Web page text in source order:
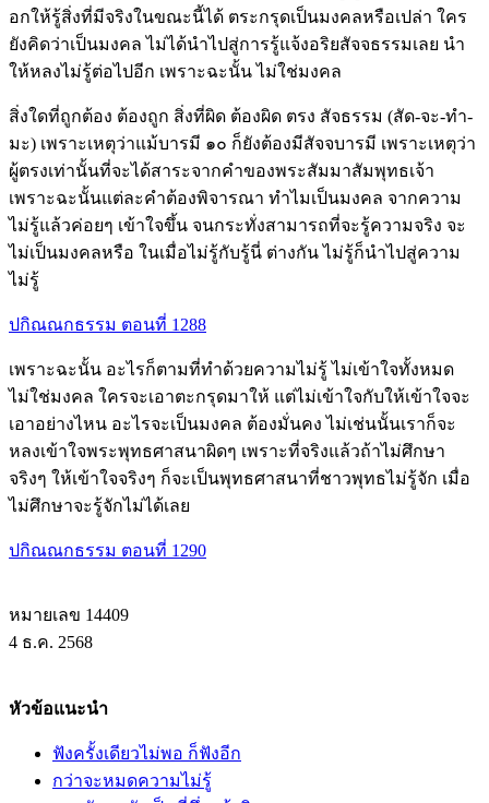
อกให้รู้สิ่งที่มีจริงในขณะนี้ได้ ตระกรุดเป็นมงคลหรือเปล่า ใคร
ยังคิดว่าเป็นมงคล ไม่ได้นำไปสู่การรู้แจ้งอริยสัจจธรรมเลย นำ
ให้หลงไม่รู้ต่อไปอีก เพราะฉะนั้น ไม่ใช่มงคล
สิ่งใดที่ถูกต้อง ต้องถูก สิ่งที่ผิด ต้องผิด ตรง สัจธรรม (สัด-จะ-ทำ-
มะ) เพราะเหตุว่าแม้บารมี ๑๐ ก็ยังต้องมีสัจจบารมี เพราะเหตุว่า
ผู้ตรงเท่านั้นที่จะได้สาระจากคำของพระสัมมาสัมพุทธเจ้า
เพราะฉะนั้นแต่ละคำต้องพิจารณา ทำไมเป็นมงคล จากความ
ไม่รู้แล้วค่อยๆ เข้าใจขึ้น จนกระทั่งสามารถที่จะรู้ความจริง จะ
ไม่เป็นมงคลหรือ ในเมื่อไม่รู้กับรู้นี่ ต่างกัน ไม่รู้ก็นำไปสู่ความ
ไม่รู้
ปกิณณกธรรม ตอนที่ 1288
เพราะฉะนั้น อะไรก็ตามที่ทำด้วยความไม่รู้ ไม่เข้าใจทั้งหมด
ไม่ใช่มงคล ใครจะเอาตะกรุดมาให้ แต่ไม่เข้าใจกับให้เข้าใจจะ
เอาอย่างไหน อะไรจะเป็นมงคล ต้องมั่นคง ไม่เช่นนั้นเราก็จะ
หลงเข้าใจพระพุทธศาสนาผิดๆ เพราะที่จริงแล้วถ้าไม่ศึกษา
จริงๆ ให้เข้าใจจริงๆ ก็จะเป็นพุทธศาสนาที่ชาวพุทธไม่รู้จัก เมื่อ
ไม่ศึกษาจะรู้จักไม่ได้เลย
ปกิณณกธรรม ตอนที่ 1290
หมายเลข 14409
4 ธ.ค. 2568
หัวข้อแนะนำ
ฟังครั้งเดียวไม่พอ ก็ฟังอีก
กว่าจะหมดความไม่รู้